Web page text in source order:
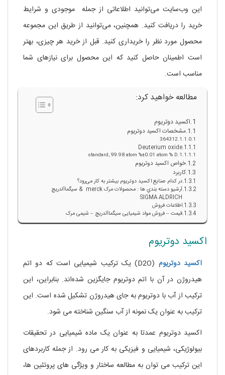
این وب‌سایت می‌توانید اطلاعاتی از جمله موجودی و شرایط
خرید را دریافت کنید. همچنین، می‌توانید از طریق این مجموعه
محصول مورد نظر را خریداری کنید. قبل از خرید هر چیزی، بهتر
است اطمینان حاصل کنید که این محصول برای نیازهای شما
مناسب است.
مطالعه خواهید کرد:
اکسید دوتریوم
مشخصات اکسید دوتریوم
364312
Deuterium oxide
standard, 99.98 atom %±0.01 atom % D
خواص اکسید دوتریوم
کاربرد
در کدام صنایع اکسید دوتریوم بیشتر به کار می‌رود؟
آرشيو دسته بندي ها : محصولات مرک merck & سيگماآلدريچ
SIGMA ALDRICH
اطلاعات فروش
قیمت – فروش مواد شیمیایی سیگماآلدریچ – شیمی مرک
اکسید دوتریوم
اکسید دوتریوم
(D2O) یک ترکیب شیمیایی است که دو اتم
هیدروژن در آن با اتم دوتریوم جایگزین شده‌اند. بنابراین، این
ترکیب از آب با دوتریوم به جای هیدروژن تشکیل شده است. این
ترکیب به عنوان یک نمونه از آب سنگین شناخته می شود.
اکسید دوتریوم عمدتا به عنوان یک ماده شیمیایی در تحقیقات
بیولوژیکی، شیمیایی و فیزیکی به کار می رود. از جمله کاربردهای
این ترکیب می توان به مطالعه ساختار و ویژگی های پروتئین ها،